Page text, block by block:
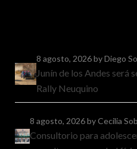
8 agosto, 2026by Diego
Junín de los Andes será
Rally Neuquino
8 agosto, 2026by Cecilia
Consultorio para